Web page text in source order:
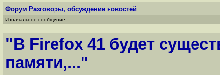
Форум Разговоры, обсуждение новостей
Изначальное сообщение
"В Firefox 41 будет
памяти,..."